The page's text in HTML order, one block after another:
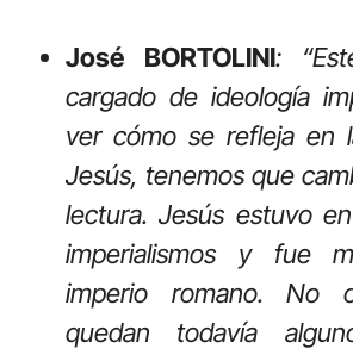
José BORTOLINI:
cargado de ideología
ver cómo se refleja en
Jesús, tenemos que
lectura. Jesús estuvo
imperialismos y fue
imperio romano. No
quedan todavía